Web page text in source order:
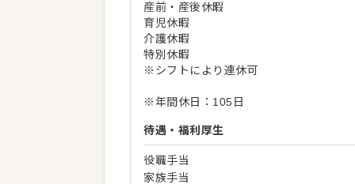
産前・産後休暇
育児休暇
介護休暇
特別休暇
※シフトにより連休可
※年間休日：105日
待遇・福利厚生
役職手当
家族手当